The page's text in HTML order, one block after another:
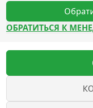
ОБРАТИТЬСЯ К